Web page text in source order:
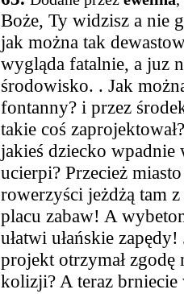
Boże, Ty widzisz a nie
jak można tak
wygląda fatalnie, a juz
środowisko. . Jak
fontanny? i przez
takie coś
jakieś dziecko wpadnie
ucierpi? Przecież
rowerzyści jeżdżą tam
placu zabaw! A
ułatwi ułańskie
projekt otrzymał zgodę
kolizji? A teraz brniecie